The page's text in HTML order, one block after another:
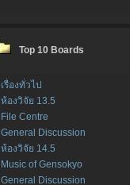
Top 10 Boards
เรื่องทั่วไป
ห้องวิจัย 13.5
File Centre
General Discussion
ห้องวิจัย 14.5
Music of Gensokyo
General Discussion